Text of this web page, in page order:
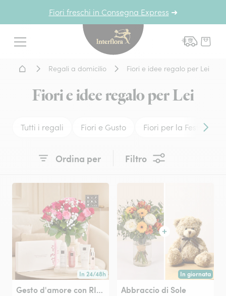
Fiori freschi in Consegna Express ➜
Menu
Interflora - fiori a
Home - Fiori a domicilio
Regali a domicilio Fiori e idee regalo per Lei
Fiori e idee regalo per Lei
Tutti i regali Fiori e Gusto Fiori per la Festa
Ordina per Filtro
In 24/48h
Consegna disponibile in 24/48h o in data a tua scelta.
Gesto d'amore con RITUALS
In giornata
Consegna
Abbraccio di Sole